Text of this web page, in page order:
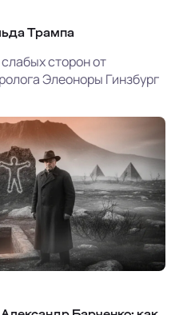
Трампа
сторон от
Элеоноры Гинзбург